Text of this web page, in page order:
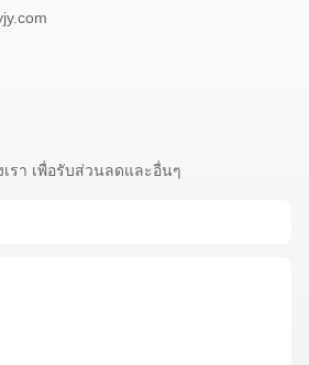
รา เพื่อรับส่วนลดและอื่นๆ